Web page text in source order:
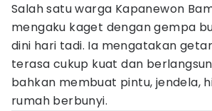
Salah satu warga Kapanewon
mengaku kaget dengan gempa
dini hari tadi. Ia mengatakan
terasa cukup kuat dan
bahkan membuat pintu, jendela,
rumah berbunyi.